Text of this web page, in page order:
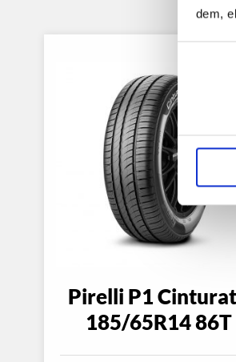
dem,
Pirelli P1
185/65R14 86T